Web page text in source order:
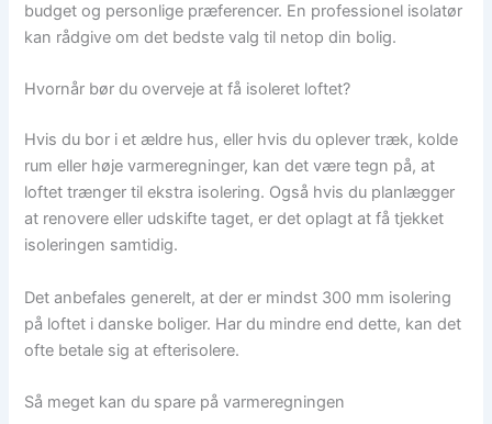
budget og personlige præferencer. En professionel isolatør
kan rådgive om det bedste valg til netop din bolig.
Hvornår bør du overveje at få isoleret loftet?
Hvis du bor i et ældre hus, eller hvis du oplever træk, kolde
rum eller høje varmeregninger, kan det være tegn på, at
loftet trænger til ekstra isolering. Også hvis du planlægger
at renovere eller udskifte taget, er det oplagt at få tjekket
isoleringen samtidig.
Det anbefales generelt, at der er mindst 300 mm isolering
på loftet i danske boliger. Har du mindre end dette, kan det
ofte betale sig at efterisolere.
Så meget kan du spare på varmeregningen